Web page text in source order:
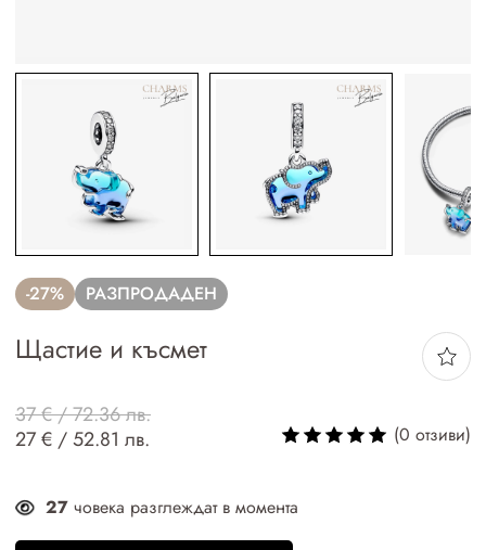
-27% РАЗПРОДАДЕН
Щастие и късмет
37 € / 72.36 лв.
27 € / 52.81 лв.
(0 отзиви)
27 човека разглеждат в момента